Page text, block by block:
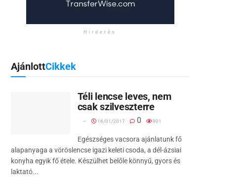
Hirdetés
AjánlottCikkek
Téli lencse leves, nem
csak szilveszterre
16/01/2017 0 901
Egészséges vacsora ajánlatunk fő
alapanyaga a vöröslencse igazi keleti csoda, a dél-ázsiai
konyha egyik fő étele. Készülhet belőle könnyű, gyors és
laktató...